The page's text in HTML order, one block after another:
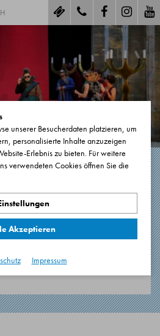
JULIA
Shakespeare
Pause.
unserer Besucherdaten platzieren, um
personalisierte Inhalte anzuzeigen
Erlebnis zu bieten. Für weitere
verwendeten Cookies öffnen Sie die
Akzeptieren
Impressum